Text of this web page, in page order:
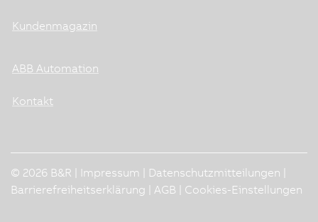
Kundenmagazin
ABB Automation
Kontakt
© 2026 B&R | Impressum Datenschutzmitteilungen
Barrierefreiheitserklärung
AGB Cookies-Einstellungen